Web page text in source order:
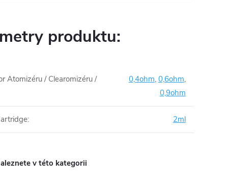
produktu:
Atomizéru / Clearomizéru / 0,4ohm, 0,6ohm,
0,9ohm
: 2ml
v této kategorii